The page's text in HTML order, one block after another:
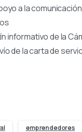
a la
informativo de la
de la carta de
emprendedores